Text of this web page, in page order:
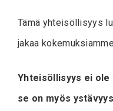
Tämä yhteisöllisyys
jakaa
Yhteisöllisyys ei
se on myös